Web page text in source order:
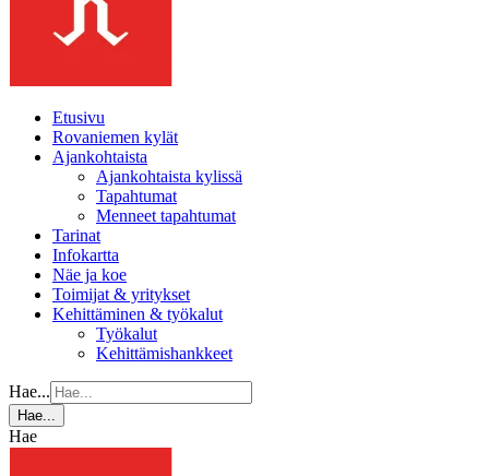
Etusivu
Rovaniemen kylät
Ajankohtaista
Ajankohtaista kylissä
Tapahtumat
Menneet tapahtumat
Tarinat
Infokartta
Näe ja koe
Toimijat & yritykset
Kehittäminen & työkalut
Työkalut
Kehittämishankkeet
Hae...
Hae...
Hae